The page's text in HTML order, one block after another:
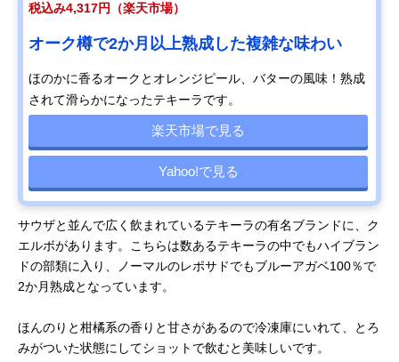
税込み4,317円（楽天市場）
オーク樽で2か月以上熟成した複雑な味わい
ほのかに香るオークとオレンジピール、バターの風味！熟成
されて滑らかになったテキーラです。
楽天市場で見る
Yahoo!で見る
サウザと並んで広く飲まれているテキーラの有名ブランドに、ク
エルボがあります。こちらは数あるテキーラの中でもハイブラン
ドの部類に入り、ノーマルのレポサドでもブルーアガベ100％で
2か月熟成となっています。
ほんのりと柑橘系の香りと甘さがあるので冷凍庫にいれて、とろ
みがついた状態にしてショットで飲むと美味しいです。